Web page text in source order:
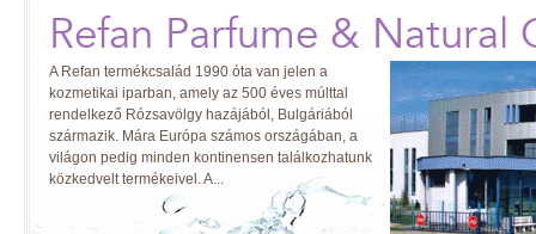
Refan Parfume & Natural
A Refan termékcsalád 1990 óta van jelen a
kozmetikai iparban, amely az 500 éves múlttal
rendelkező Rózsavölgy hazájából, Bulgáriából
származik. Mára Európa számos országában, a
világon pedig minden kontinensen találkozhatunk
közkedvelt termékeivel. A...